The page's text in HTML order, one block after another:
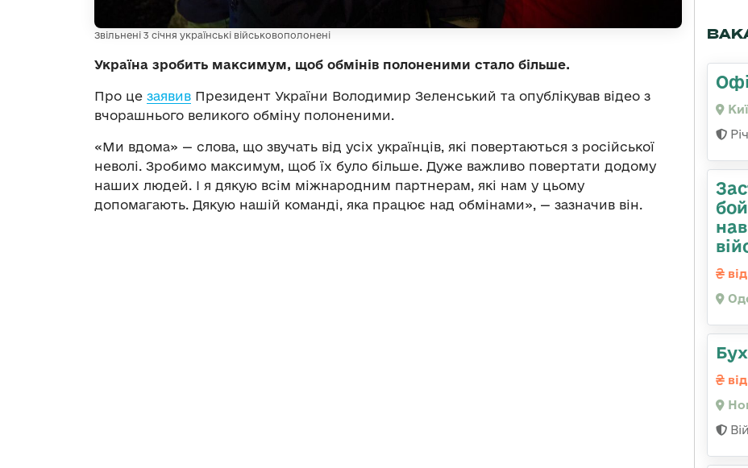
Звільнені 3 січня українські військовополонені
Україна зробить максимум, щоб обмінів полоненими стало більше.
Про це заявив Президент України Володимир Зеленський та опублікував відео з
вчорашнього великого обміну полоненими.
«Ми вдома» — слова, що звучать від усіх українців, які повертаються з російської
неволі. Зробимо максимум, щоб їх було більше. Дуже важливо повертати додому
наших людей. І я дякую всім міжнародним партнерам, які нам у цьому
допомагають. Дякую нашій команді, яка працює над обмінами», — зазначив він.